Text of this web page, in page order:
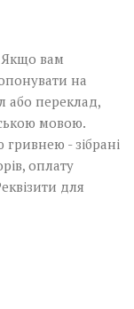
Якщо вам
на
або переклад,
мовою.
- зібрані
оплату
для